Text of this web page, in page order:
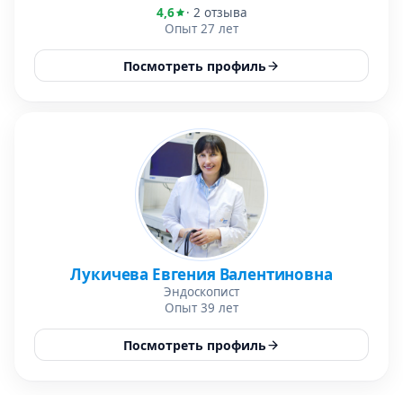
4,6
· 2 отзыва
Опыт 27 лет
Посмотреть профиль
Лукичева Евгения Валентиновна
Эндоскопист
Опыт 39 лет
Посмотреть профиль